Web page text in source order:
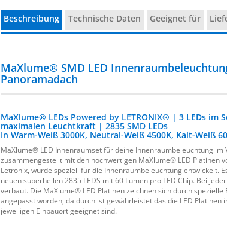
Beschreibung Technische Daten Geeignet für
MaXlume® SMD LED
Panoramadach
MaXlume® LEDs Powered by LETRONIX® | 3 LEDs
maximalen Leuchtkraft | 2835 SMD LEDs
In Warm-Weiß 3000K, Neutral-Weiß 4500K, Kalt-Weiß
MaXlume® LED Innenraumset für deine Innenraumbeleuchtung
zusammengestellt mit den hochwertigen MaXlume® LED Platinen
Letronix, wurde speziell für die Innenraumbeleuchtung entwickelt.
neuen superhellen 2835 LEDS mit 60 Lumen pro LED Chip. Bei
verbaut. Die MaXlume® LED Platinen zeichnen sich durch
angepasst worden, da durch ist gewährleistet das die LED
jeweiligen Einbauort geeignet sind.